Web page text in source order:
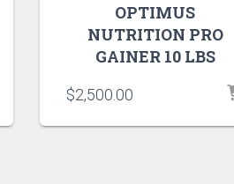
OPTIMUS
NUTRITION PRO
GAINER 10 LBS
$2,500.00